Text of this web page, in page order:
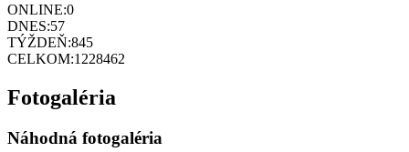
ONLINE:0
DNES:57
TÝŽDEŇ:845
CELKOM:1228462
Fotogaléria
Náhodná fotogaléria